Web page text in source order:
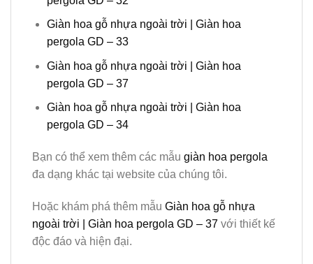
Giàn hoa gỗ nhựa ngoài trời | Giàn hoa
pergola GD – 33
Giàn hoa gỗ nhựa ngoài trời | Giàn hoa
pergola GD – 37
Giàn hoa gỗ nhựa ngoài trời | Giàn hoa
pergola GD – 34
Bạn có thể xem thêm các mẫu giàn hoa pergola
đa dạng khác tại website của chúng tôi.
Hoặc khám phá thêm mẫu Giàn hoa gỗ nhựa
ngoài trời | Giàn hoa pergola GD – 37 với thiết kế
độc đáo và hiện đại.